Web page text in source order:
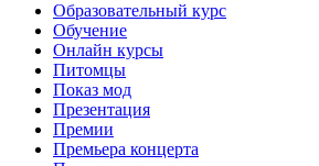
Образовательный курс
Обучение
Онлайн курсы
Питомцы
Показ мод
Презентация
Премии
Премьера концерта